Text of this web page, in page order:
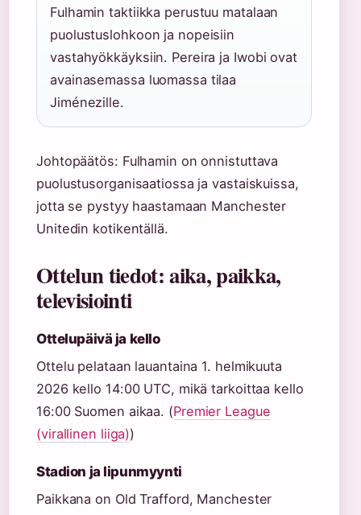
Fulhamin taktiikka perustuu matalaan
puolustuslohkoon ja nopeisiin
vastahyökkäyksiin. Pereira ja Iwobi ovat
avainasemassa luomassa tilaa
Jiménezille.
Johtopäätös: Fulhamin on onnistuttava
puolustusorganisaatiossa ja vastaiskuissa,
jotta se pystyy haastamaan Manchester
Unitedin kotikentällä.
Ottelun tiedot: aika, paikka,
televisiointi
Ottelupäivä ja kello
Ottelu pelataan lauantaina 1. helmikuuta
2026 kello 14:00 UTC, mikä tarkoittaa kello
16:00 Suomen aikaa. (Premier League
(virallinen liiga))
Stadion ja lipunmyynti
Paikkana on Old Trafford, Manchester